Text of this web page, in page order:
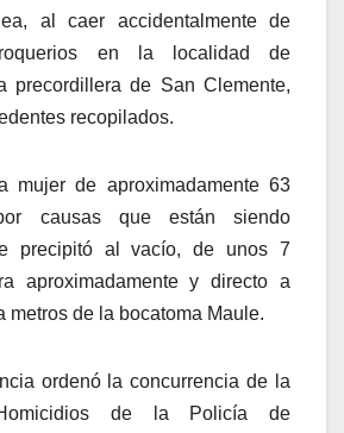
al caer accidentalmente de
en la localidad de
precordillera de San Clemente,
recopilados.
mujer de aproximadamente 63
causas que están siendo
precipitó al vacío, de unos 7
aproximadamente y directo a
metros de la bocatoma Maule.
ordenó la concurrencia de la
de la Policía de